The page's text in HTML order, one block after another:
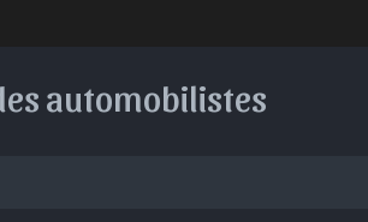
automobilistes